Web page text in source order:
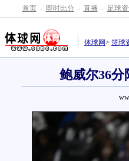
首页 - 即时比分 - 直播 - 足球
体球网> 篮球
鲍威尔36分